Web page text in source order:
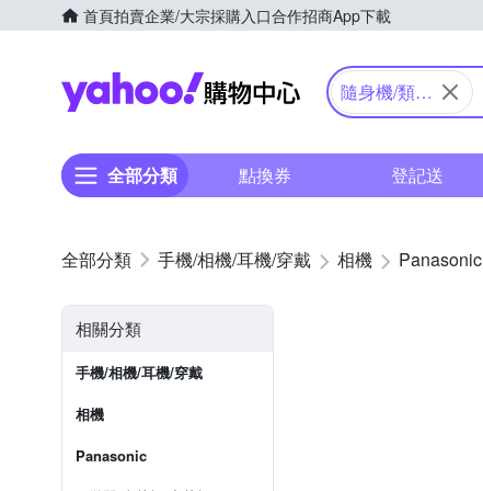
首頁拍賣企業/大宗採購入口合作招商App下載
Yahoo購物中心
隨身機/類單
全部分類 點換券 登記送
手機/相機/耳機/穿戴 相機 Panasonic
相關分類
手機/相機/耳機/穿戴
相機
Panasonic